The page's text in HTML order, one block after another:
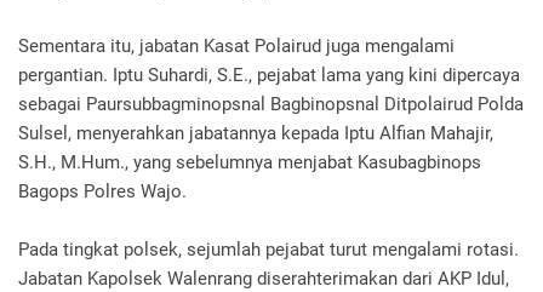
Sementara itu, jabatan Kasat Polairud juga mengalami
pergantian. Iptu Suhardi, S.E., pejabat lama yang kini dipercaya
sebagai Paursubbagminopsnal Bagbinopsnal Ditpolairud Polda
Sulsel, menyerahkan jabatannya kepada Iptu Alfian Mahajir,
S.H., M.Hum., yang sebelumnya menjabat Kasubagbinops
Bagops Polres Wajo.
Pada tingkat polsek, sejumlah pejabat turut mengalami rotasi.
Jabatan Kapolsek Walenrang diserahterimakan dari AKP Idul,